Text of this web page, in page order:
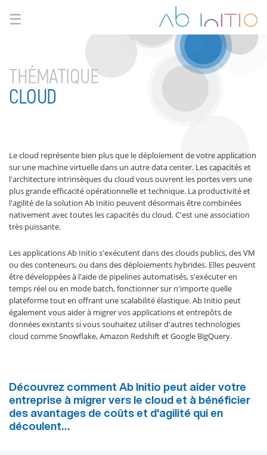
☰
THÉMATIQUE
CLOUD
Le cloud représente bien plus que le déploiement de votre application
sur une machine virtuelle dans un autre data center. Les capacités et
l'architecture intrinsèques du cloud vous ouvrent les portes vers une
plus grande efficacité opérationnelle et technique. La productivité et
l'agilité de la solution Ab Initio peuvent désormais être combinées
nativement avec toutes les capacités du cloud. C'est une association
très puissante.
Les applications Ab Initio s'exécutent dans des clouds publics, des VM
ou des conteneurs, ou dans des déploiements hybrides. Elles peuvent
être développées à l'aide de pipelines automatisés, s'exécuter en
temps réel ou en mode batch, fonctionner sur n'importe quelle
plateforme tout en offrant une scalabilité élastique. Ab Initio peut
également vous aider à migrer vos applications et entrepôts de
données existants si vous souhaitez utiliser d'autres technologies
cloud comme Snowflake, Amazon Redshift et Google BigQuery.
Découvrez comment Ab Initio peut aider votre
entreprise à migrer vers le cloud et à bénéficier
des avantages de coûts et d'agilité qui en
découlent…